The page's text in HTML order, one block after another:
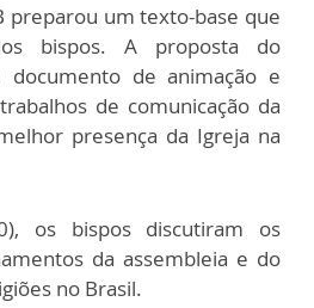
preparou um texto-base que
bispos. A proposta do
de animação e
de comunicação da
presença da Igreja na
os bispos discutiram os
da assembleia e do
no Brasil.